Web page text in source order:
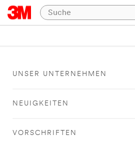
UNSER UNTERNEHMEN
NEUIGKEITEN
VORSCHRIFTEN